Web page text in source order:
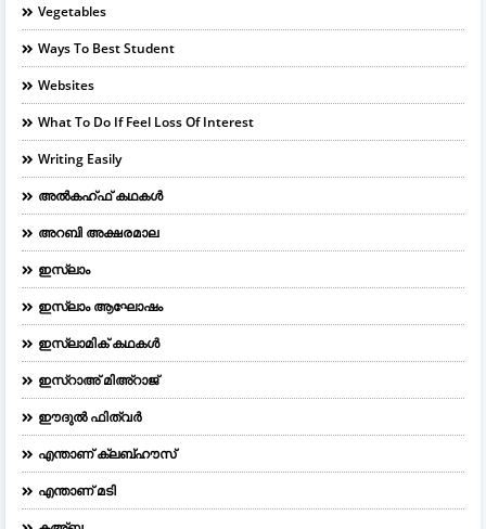
Vegetables
Ways To Best Student
Websites
What To Do If Feel Loss Of Interest
Writing Easily
അൽകഹ്ഫ് കഥകൾ
അറബി അക്ഷരമാല
ഇസ്ലാം
ഇസ്ലാം ആഘോഷം
ഇസ്ലാമിക് കഥകൾ
ഇസ്റാഅ് മിഅ്റാജ്
ഈദുല്‍ ഫിത്വര്‍
എന്താണ് ക്ലബ്ഹൗസ്
എന്താണ് മടി